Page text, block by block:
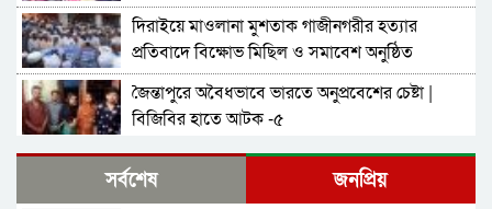
দিরাইয়ে মাওলানা মুশতাক গাজীনগরীর হত্যার
প্রতিবাদে বিক্ষোভ মিছিল ও সমাবেশ অনুষ্ঠিত
জৈন্তাপুরে অবৈধভাবে ভারতে অনুপ্রবেশের চেষ্টা |
বিজিবির হাতে আটক -৫
সিলেটে জুলাই আন্দোলনে নিহত এগারো জন
সহিদদের স্বরনে স্থাপিত হল জুলাই স্মৃতি স্তম্ভ
সর্বশেষ জনপ্রিয়